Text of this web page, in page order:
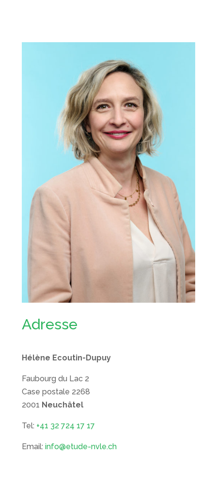
Adresse
Hélène Ecoutin-Dupuy
Faubourg du Lac 2
Case postale 2268
2001 Neuchâtel
Tel: +41 32 724 17 17
Email: info@etude-nvle.ch